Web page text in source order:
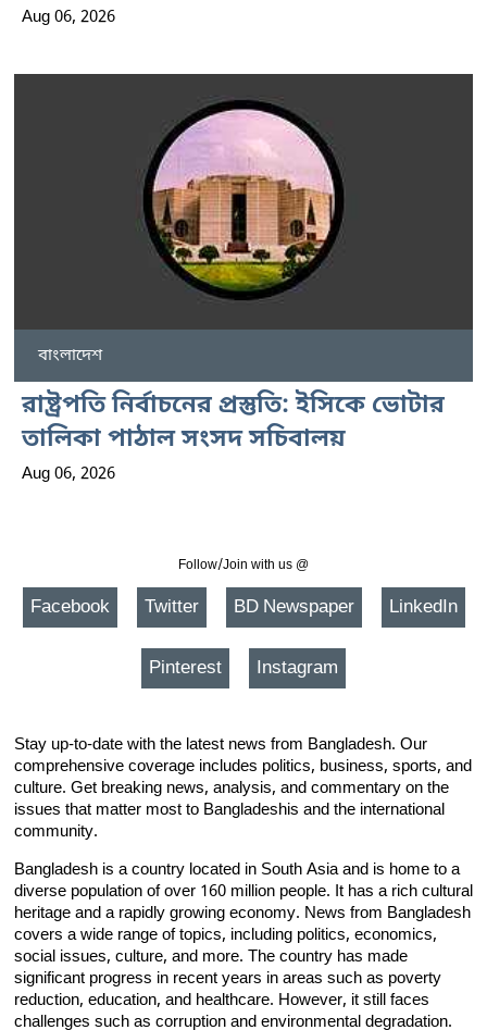
Aug 06, 2026
বাংলাদেশ
রাষ্ট্রপতি নির্বাচনের প্রস্তুতি: ইসিকে ভোটার
তালিকা পাঠাল সংসদ সচিবালয়
Aug 06, 2026
Follow/Join with us @
Facebook Twitter BD Newspaper LinkedIn
Pinterest Instagram
Stay up-to-date with the latest news from Bangladesh. Our
comprehensive coverage includes politics, business, sports, and
culture. Get breaking news, analysis, and commentary on the
issues that matter most to Bangladeshis and the international
community.
Bangladesh is a country located in South Asia and is home to a
diverse population of over 160 million people. It has a rich cultural
heritage and a rapidly growing economy. News from Bangladesh
covers a wide range of topics, including politics, economics,
social issues, culture, and more. The country has made
significant progress in recent years in areas such as poverty
reduction, education, and healthcare. However, it still faces
challenges such as corruption and environmental degradation.